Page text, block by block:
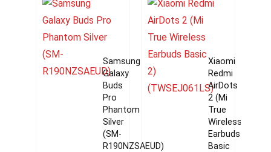
Samsung
Galaxy
Buds
Pro
Phantom
Silver
(SM-
R190NZSAEUD)
Xiaomi
Redmi
AirDots
2 (Mi
True
Wireless
Earbuds
Basic